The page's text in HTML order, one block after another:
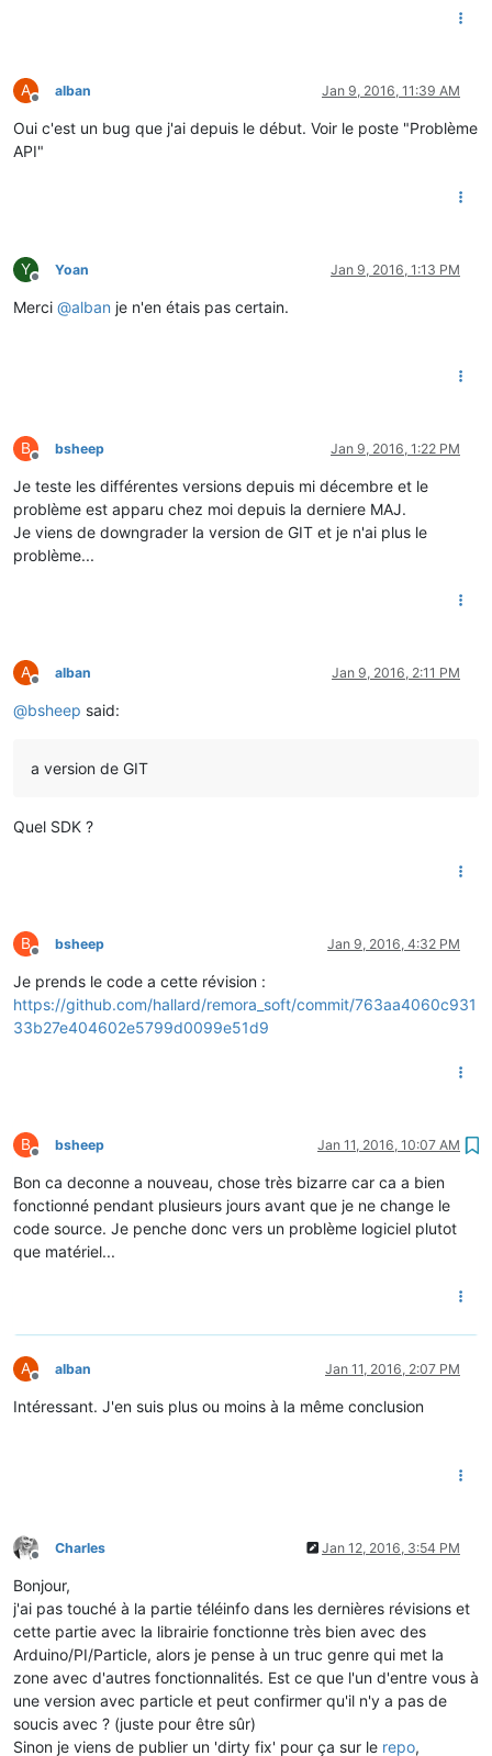
A
Offline
alban Jan 9, 2016, 11:39 AM
Oui c'est un bug que j'ai depuis le début. Voir le poste "Problème
API"
Y
Offline
Yoan Jan 9, 2016, 1:13 PM
Merci @alban je n'en étais pas certain.
B
Offline
bsheep Jan 9, 2016, 1:22 PM
Je teste les différentes versions depuis mi décembre et le
problème est apparu chez moi depuis la derniere MAJ.
Je viens de downgrader la version de GIT et je n'ai plus le
problème...
A
Offline
alban Jan 9, 2016, 2:11 PM
@bsheep said:
a version de GIT
Quel SDK ?
B
Offline
bsheep Jan 9, 2016, 4:32 PM
Je prends le code a cette révision :
https://github.com/hallard/remora_soft/commit/763aa4060c931
33b27e404602e5799d0099e51d9
B
Offline
bsheep Jan 11, 2016, 10:07 AM
Bon ca deconne a nouveau, chose très bizarre car ca a bien
fonctionné pendant plusieurs jours avant que je ne change le
code source. Je penche donc vers un problème logiciel plutot
que matériel...
A
Offline
alban Jan 11, 2016, 2:07 PM
Intéressant. J'en suis plus ou moins à la même conclusion
Offline
Charles Jan 12, 2016, 3:54 PM
Bonjour,
j'ai pas touché à la partie téléinfo dans les dernières révisions et
cette partie avec la librairie fonctionne très bien avec des
Arduino/PI/Particle, alors je pense à un truc genre qui met la
zone avec d'autres fonctionnalités. Est ce que l'un d'entre vous à
une version avec particle et peut confirmer qu'il n'y a pas de
soucis avec ? (juste pour être sûr)
Sinon je viens de publier un 'dirty fix' pour ça sur le repo,